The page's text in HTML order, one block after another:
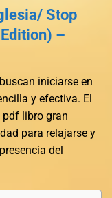
Stop
–
iniciarse en
y efectiva. El
pdf libro gran
para relajarse y
del